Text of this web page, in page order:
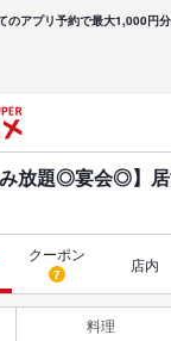
のアプリ予約で最大1,000円
放題◎宴会◎】
クーポン
7 店内
料理